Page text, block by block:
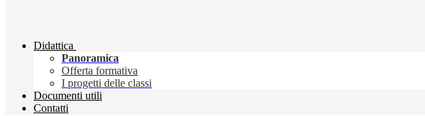
Didattica
Panoramica
Offerta formativa
I progetti delle classi
Documenti utili
Contatti